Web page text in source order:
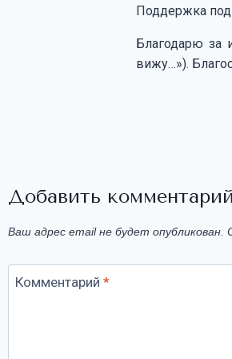
Поддержка
Благодарю за
вижу…»).
Добавить комментарий
Ваш адрес email не будет опубликован.
Комментарий *